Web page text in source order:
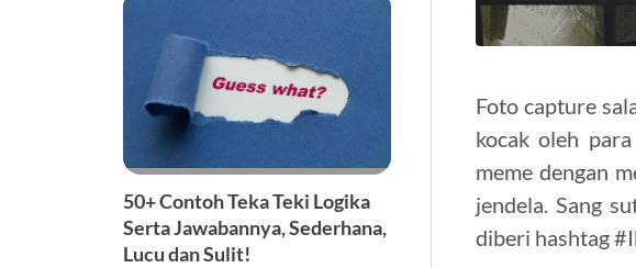
50+ Contoh Teka Teki Logika
Serta Jawabannya, Sederhana,
Lucu dan Sulit!
Foto capture
kocak oleh
meme dengan
jendela. Sang
diberi hashtag